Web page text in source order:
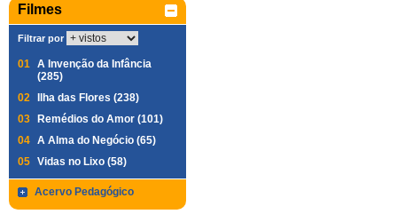
Filmes
Filtrar por
01 A Invenção da Infância
(285)
02
Ilha das Flores (238)
03
Remédios do Amor (101)
04 A Alma do Negócio (65)
05 Vidas no Lixo (58)
Acervo Pedagógico